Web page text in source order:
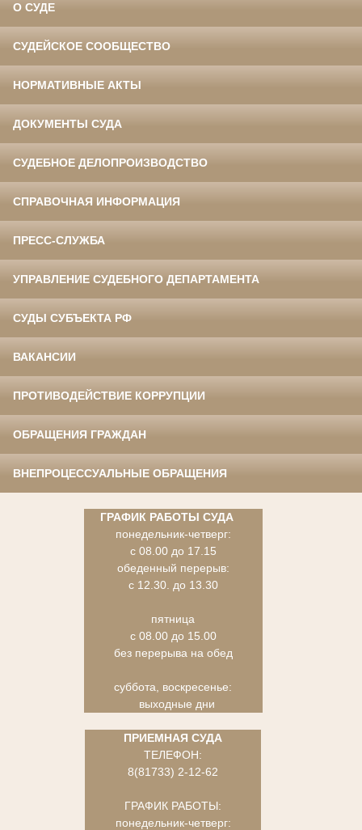
О СУДЕ
СУДЕЙСКОЕ СООБЩЕСТВО
НОРМАТИВНЫЕ АКТЫ
ДОКУМЕНТЫ СУДА
СУДЕБНОЕ ДЕЛОПРОИЗВОДСТВО
СПРАВОЧНАЯ ИНФОРМАЦИЯ
ПРЕСС-СЛУЖБА
УПРАВЛЕНИЕ СУДЕБНОГО ДЕПАРТАМЕНТА
СУДЫ СУБЪЕКТА РФ
ВАКАНСИИ
ПРОТИВОДЕЙСТВИЕ КОРРУПЦИИ
ОБРАЩЕНИЯ ГРАЖДАН
ВНЕПРОЦЕССУАЛЬНЫЕ ОБРАЩЕНИЯ
ГРАФИК РАБОТЫ СУДА
понедельник-четверг:
с 08.00 до 17.15
обеденный перерыв:
с 12.30. до 13.30
пятница
с 08.00 до 15.00
без перерыва на обед
суббота, воскресенье:
выходные дни
ПРИЕМНАЯ СУДА
ТЕЛЕФОН:
8(81733) 2-12-62
ГРАФИК РАБОТЫ:
понедельник-четверг: